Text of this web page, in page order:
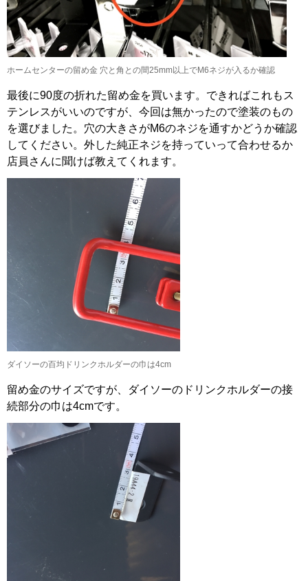
ホームセンターの留め金 穴と角との間25mm以上でM6ネジが入るか確認
最後に90度の折れた留め金を買います。できればこれもス
テンレスがいいのですが、今回は無かったので塗装のもの
を選びました。穴の大きさがM6のネジを通すかどうか確認
してください。外した純正ネジを持っていって合わせるか
店員さんに聞けば教えてくれます。
ダイソーの百均ドリンクホルダーの巾は4cm
留め金のサイズですが、ダイソーのドリンクホルダーの接
続部分の巾は4cmです。